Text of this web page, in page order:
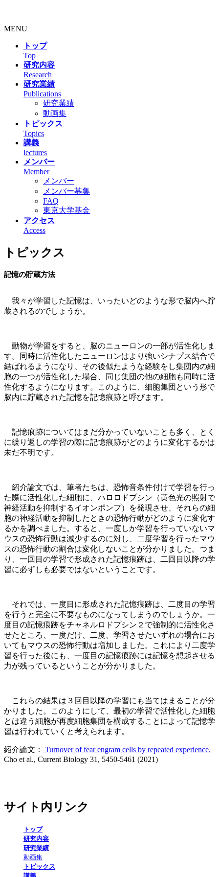
MENU
トップ
Top
研究内容
Research
研究業績
Publications
研究業績
動画集
トピックス
Topics
講義
lectures
メンバー
Member
メンバー
メンバー募集
FAQ
東京大学基金
アクセス
Access
トピックス
記憶の貯蔵方法
我々が学習した記憶は、いったいどのような形で脳内へ貯
蔵されるのでしょうか。
動物が学習をすると、脳のニューロンの一部が活性化しま
す。同時に活性化したニューロンはより強いシナプス結合で
結ばれるようになり、その後似たような経験をし集団内の細
胞の一つが活性化した場合、同じ集団の他の細胞も同時に活
性化するようになります。このように、細胞集団という形で
脳内に貯蔵された記憶を記憶痕跡と呼びます。
記憶痕跡についてはまだ分かっていないことも多く、とく
に繰り返しの学習の際に記憶痕跡がどのように変化するかは
未だ不明です。
紹介論文では、筆者たちは、恐怖音条件付けで学習を行っ
た際に活性化した細胞に、ハロロドプシン（黄色光の照射で
神経活動を抑制するイオンポンプ）を発現させ、それらの細
胞の神経活動を抑制したときの恐怖行動がどのように変化す
るかを調べました。すると、一度しか学習を行っていないマ
ウスの恐怖行動は減少するのに対し、二度学習を行ったマウ
スの恐怖行動の割合は変化しないことが分かりました。つま
り、一回目の学習で形成された記憶痕跡は、二回目以降の学
習に必ずしも必要ではないということです。
それでは、一度目に形成された記憶痕跡は、二度目の学習
を行うと完全に不要なものになってしまうのでしょうか。一
度目の記憶痕跡をチャネルロドプシン２で強制的に活性化さ
せたところ、一度だけ、二度、学習させたいずれの場合にお
いてもマウスの恐怖行動は増加しました。これにより二度学
習を行った後にも、一度目の記憶痕跡には記憶を想起させる
力が残っているということが分かりました。
これらの結果は３回目以降の学習にも当てはまることが分
かりました。このようにして、最初の学習で活性化した細胞
とは違う細胞が再度細胞集団を構成することによって記憶学
習は行われていくと考えられます。
紹介論文：
Turnover of fear engram cells by repeated experience.
Cho et al., Current Biology 31, 5450-5461 (2021)
サイト内リンク
トップ
研究内容
研究業績
動画集
トピックス